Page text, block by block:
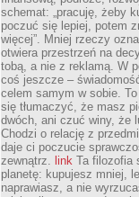
schemat: „pracuję, żeby
poczuć się lepiej, potem
więcej”. Mniej rzeczy
otwiera przestrzeń na
tobą, a nie z reklamą. W
coś jeszcze –
celem samym w sobie.
się tłumaczyć, że masz
dwóch, ani czuć winy, że
Chodzi o relację z
daje ci poczucie
zewnątrz. link Ta filozofia
planetę: kupujesz mniej,
naprawiasz, a nie